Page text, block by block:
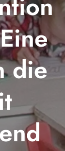
die